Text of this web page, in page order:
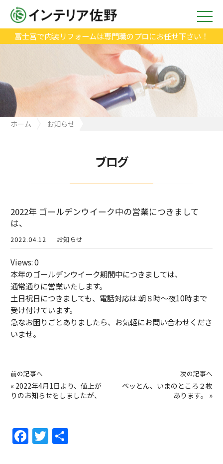
富士宮で内装リフォームは専門職のプロにお任せ下さい！
ホーム
お知らせ
ブログ
2022年 ゴールデンウイーク中の営業につきまして
は、
2022.04.12 お知らせ
Views: 0
本年のゴールデンウイーク期間中につきましては、
通常通りに営業いたします。
土日祝日につきましても、電話対応は 朝８時～夜10時まで
受け付けています。
急なお困りごとありましたら、お気軽にお問い合わせくださ
いませ。
前の記事へ
« 2022年4月1日より、値上が
りのお知らせをしましたが、
次の記事へ
ペッとん、いまのところ２枚
あります。
»
F
a
T
w